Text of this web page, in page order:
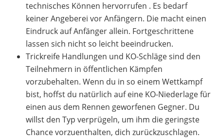
technisches Können hervorrufen . Es bedarf
keiner Angeberei vor Anfängern. Die macht einen
Eindruck auf Anfänger allein. Fortgeschrittene
lassen sich nicht so leicht beeindrucken.
Trickreife Handlungen und KO-Schläge sind den
Teilnehmern in öffentlichen Kämpfen
vorzubehalten. Wenn du in so einem Wettkampf
bist, hoffst du natürlich auf eine KO-Niederlage für
einen aus dem Rennen geworfenen Gegner. Du
willst den Typ verprügeln, um ihm die geringste
Chance vorzuenthalten, dich zurückzuschlagen.